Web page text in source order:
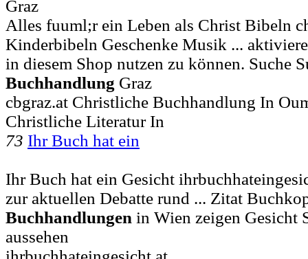
Graz
Alles fuuml;r ein Leben als Christ Bibeln
Kinderbibeln Geschenke Musik ...
in diesem Shop nutzen zu können. Suche
Buchhandlung Graz
cbgraz.at Christliche Buchhandlung In
Christliche Literatur In
73 Ihr Buch hat ein
Ihr Buch hat ein Gesicht
zur aktuellen Debatte rund ... Zitat
Buchhandlungen in Wien zeigen Gesicht
aussehen